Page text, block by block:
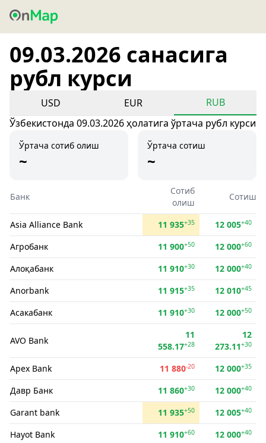
09.03.2026 санасига
рубл курси
USD EUR
RUB
Ўзбекистонда 09.03.2026 ҳолатига ўртача рубл курси
Ўртача сотиб олиш
~
Ўртача сотиш
~
Банк
Сотиб
олиш
Сотиш
Asia Alliance Bank 11 935+35 12 005+40
Агробанк 11 900+50 12 000+60
Алоқабанк 11 910+30 12 000+40
Anorbank 11 915+35 12 010+45
Асакабанк 11 910+30 12 000+50
AVO Bank
11
558.17+28
12
273.11+30
Apex Bank 11 880-20 12 000+35
Давр Банк 11 860+30 12 000+40
Garant bank 11 935+50 12 005+40
Hayot Bank 11 910+60 12 000+40